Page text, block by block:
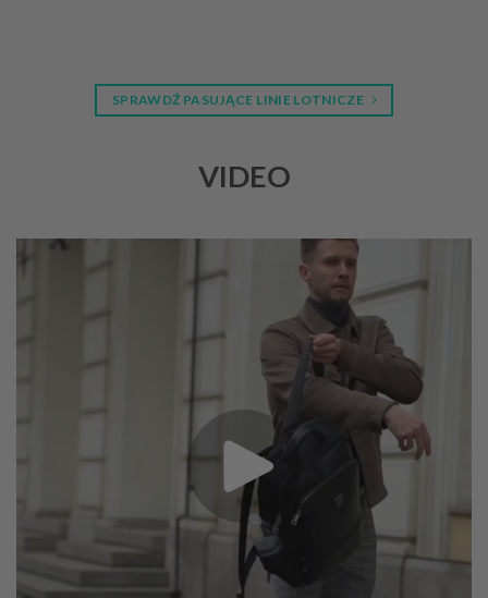
SPRAWDŹ PASUJĄCE LINIE LOTNICZE
VIDEO